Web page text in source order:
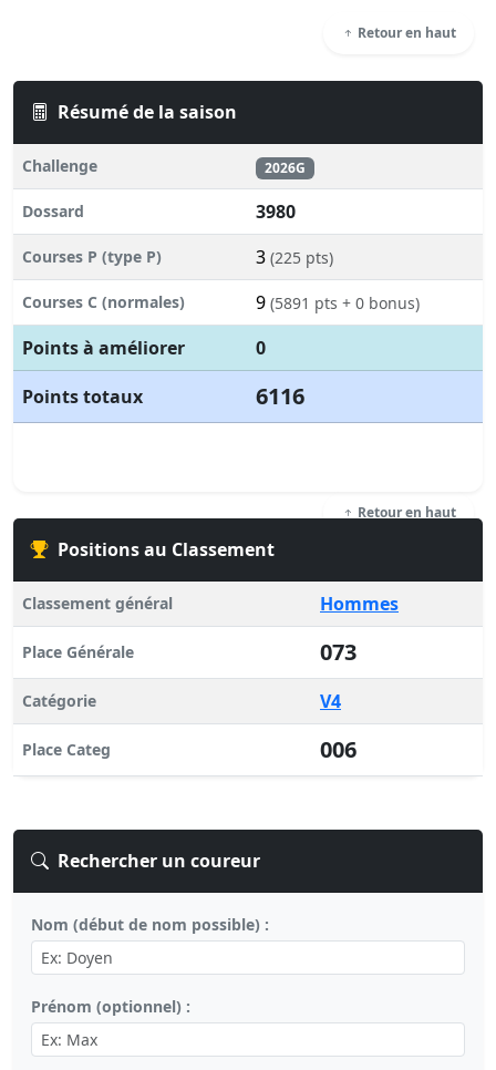
Retour en haut
Résumé de la saison
Challenge 2026G
Dossard 3980
Courses P (type P) 3 (225 pts)
Courses C (normales) 9 (5891 pts + 0 bonus)
Points à améliorer
0
Points totaux
6116
Retour en haut
Positions au Classement
Classement général Hommes
Place Générale 073
Catégorie V4
Place Categ 006
Rechercher un coureur
Nom (début de nom possible) :
Prénom (optionnel) :